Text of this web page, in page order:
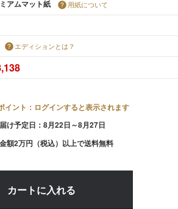
アムマット紙 用紙について
エディションとは？
イント：ログインすると表示されます
け予定日：8月22日～8月27日
額2万円（税込）以上で送料無料